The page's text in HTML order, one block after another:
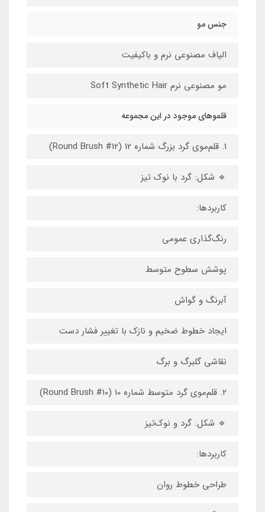
جنس مو
الیاف مصنوعی نرم و باکیفیت
مو مصنوعی نرم Soft Synthetic Hair
قلموهای موجود در این مجموعه
1. قلم‌موی گرد بزرگ شماره 12 (Round Brush #12)
🔹 شکل: گرد با نوک تیز
کاربردها:
رنگ‌گذاری عمومی
پوشش سطوح متوسط
آبرنگ و گواش
ایجاد خطوط ضخیم و نازک با تغییر فشار دست
نقاشی گلبرگ و برگ
2. قلم‌موی گرد متوسط شماره 10 (Round Brush #10)
🔹 شکل: گرد و نوک‌تیز
کاربردها:
طراحی خطوط روان